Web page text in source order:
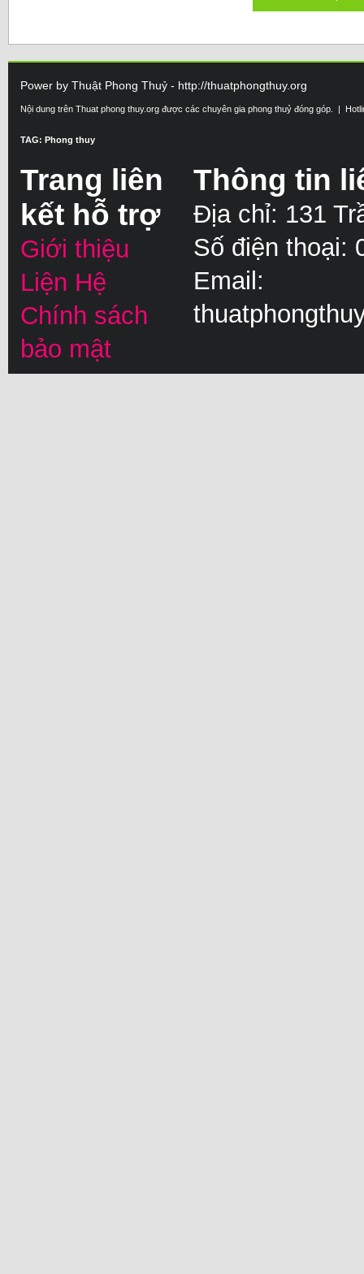
Power by Thuật Phong Thuỷ - http://thuatphongthuy.org
Nội dung trên Thuat phong thuy.org được các chuyên gia phong thuỷ đóng góp. |
TAG: Phong thuy
Trang liên
kết hỗ trợ
Giới thiệu
Liện Hệ
Chính sách
bảo mật
Thông tin
Địa chỉ: 131
Số điện thoại:
Email: